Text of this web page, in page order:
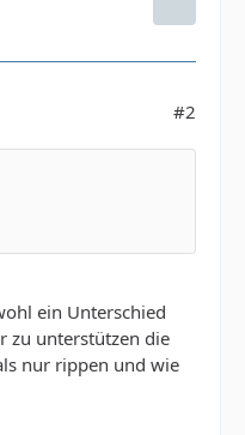
#2
ein Unterschied
zu unterstützen die
nur rippen und wie